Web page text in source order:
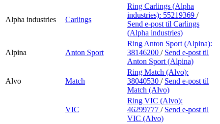
Alpha industries Carlings
Ring Carlings (Alpha
industries): 55219369 /
Send e-post til Carlings
(Alpha industries)
Alpina Anton Sport
Ring Anton Sport (Alpina):
38146200 / Send e-post til
Anton Sport (Alpina)
Alvo Match
Ring Match (Alvo):
38040530 / Send e-post til
Match (Alvo)
VIC
Ring VIC (Alvo):
46299777 / Send e-post til
VIC (Alvo)